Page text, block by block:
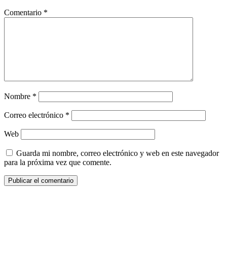
Comentario *
Nombre *
Correo electrónico *
Web
Guarda mi nombre, correo electrónico y web en este navegador
para la próxima vez que comente.